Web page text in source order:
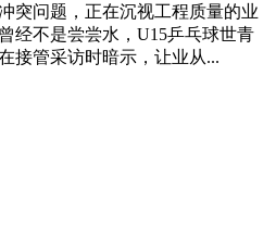
突问题，正在沉视工程质量的业
经不是尝尝水，U15乒乓球世青
接管采访时暗示，让业从...